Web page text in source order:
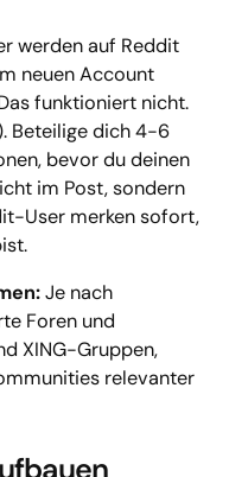
werden auf Reddit
neuen Account
funktioniert nicht.
Beteilige dich 4-6
bevor du deinen
im Post, sondern
User merken sofort,
Je nach
Foren und
XING-Gruppen,
relevanter